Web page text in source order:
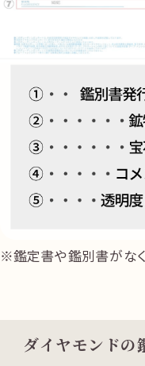
鑑定書や鑑別書がな
ダイヤモンドの